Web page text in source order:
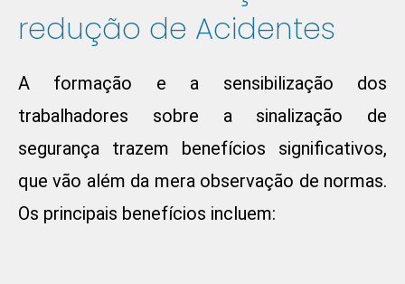
redução de Acidentes
A formação e a sensibilização dos
trabalhadores sobre a sinalização de
segurança trazem benefícios significativos,
que vão além da mera observação de normas.
Os principais benefícios incluem: